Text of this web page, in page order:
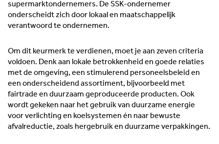
supermarktondernemers. De SSK-ondernemer
onderscheidt zich door lokaal en maatschappelijk
verantwoord te ondernemen.
Om dit keurmerk te verdienen, moet je aan zeven criteria
voldoen. Denk aan lokale betrokkenheid en goede relaties
met de omgeving, een stimulerend personeelsbeleid en
een onderscheidend assortiment, bijvoorbeeld met
fairtrade en duurzaam geproduceerde producten. Ook
wordt gekeken naar het gebruik van duurzame energie
voor verlichting en koelsystemen én naar bewuste
afvalreductie, zoals hergebruik en duurzame verpakkingen.